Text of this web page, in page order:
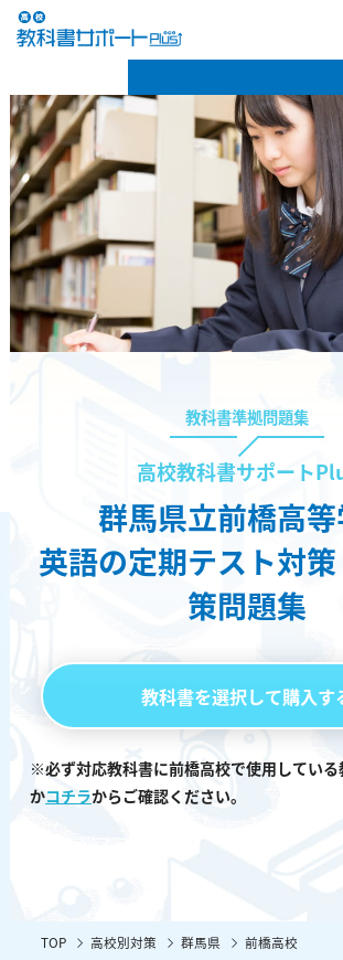
教科書準拠問題集
高校教科書サポート
群馬県立前橋高
英語の定期テスト対
策問題集
教科書を選択して購入す
※必ず対応教科書に前橋高校で使用している
かコチラからご確認ください。
TOP 高校別対策 群馬県 前橋高校